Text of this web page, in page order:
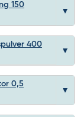
150
400
0,5